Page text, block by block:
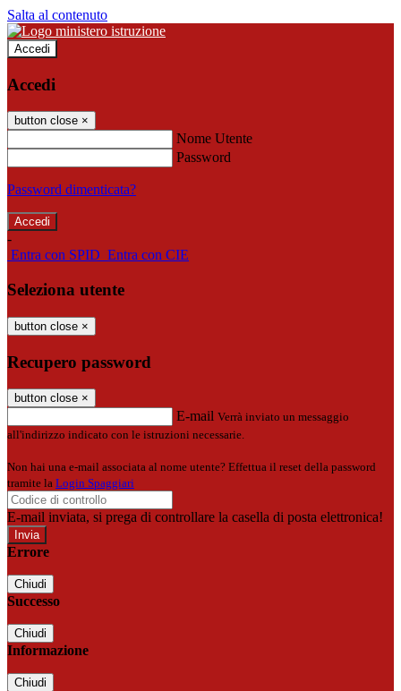
Salta al contenuto
Accedi
Accedi
button close ×
Nome Utente
Password
Password dimenticata?
-
Entra con SPID Entra con CIE
Seleziona utente
button close ×
Recupero password
button close ×
E-mail Verrà inviato un messaggio
all'indirizzo indicato con le istruzioni necessarie.
Non hai una e-mail associata al nome utente? Effettua il reset della password
tramite la Login Spaggiari
E-mail inviata, si prega di controllare la casella di posta elettronica!
Errore
Chiudi
Successo
Chiudi
Informazione
Chiudi